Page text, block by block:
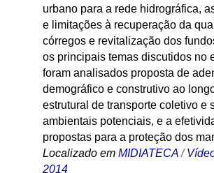
urbano para a rede hidrográfica,
e limitações à recuperação da
córregos e revitalização dos
os principais temas discutidos no
foram analisados proposta de
demográfico e construtivo ao
estrutural de transporte coletivo e
ambientais potenciais, e a
propostas para a proteção dos
Localizado em MIDIATECA /
2014